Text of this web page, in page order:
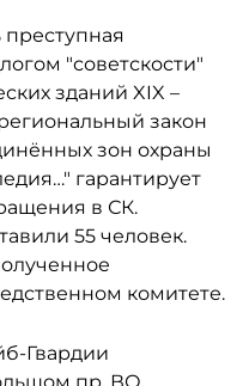
"советскости"
зданий XIX –
закон
зон охраны
гарантирует
в СК.
55 человек.
комитете.